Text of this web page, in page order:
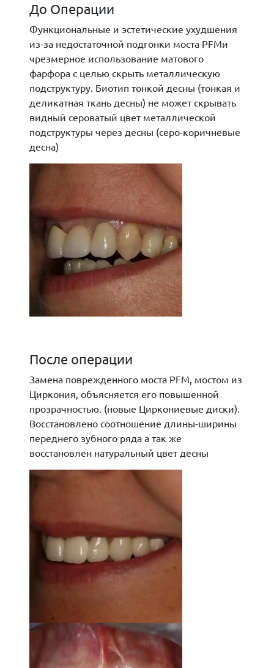
До Операции
Функциональные и эстетические ухудшения
из-за недостаточной подгонки моста PFMи
чрезмерное использование матового
фарфора с целью скрыть металлическую
подструктуру. Биотип тонкой десны (тонкая и
деликатная ткань десны) не может скрывать
видный сероватый цвет металлической
подструктуры через десны (серо-коричневые
десна)
После операции
Замена поврежденного моста PFM, мостом из
Циркония, объясняется его повышенной
прозрачностью. (новые Циркониевые диски).
Восстановлено соотношение длины-ширины
переднего зубного ряда а так же
восстановлен натуральный цвет десны